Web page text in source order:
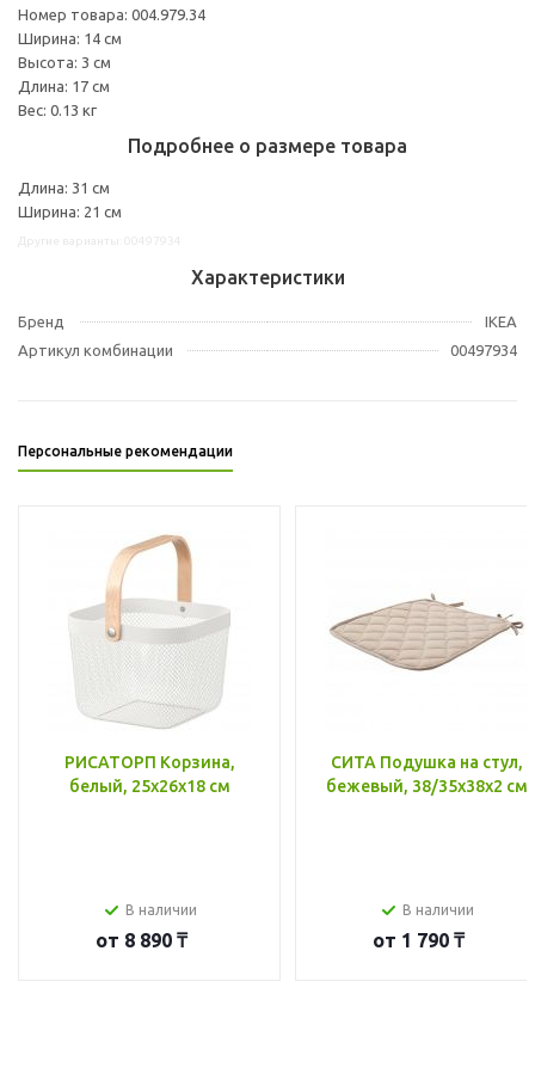
Номер товара: 004.979.34
Ширина: 14 см
Высота: 3 см
Длина: 17 см
Вес: 0.13 кг
Подробнее о размере товара
Длина: 31 см
Ширина: 21 см
Характеристики
Бренд
IKEA
Артикул комбинации
00497934
Персональные рекомендации
РИСАТОРП Корзина,
белый, 25x26x18 см
В наличии
от 8 890 ₸
СИТА Подушка на стул,
бежевый, 38/35x38x2 см
В наличии
от 1 790 ₸